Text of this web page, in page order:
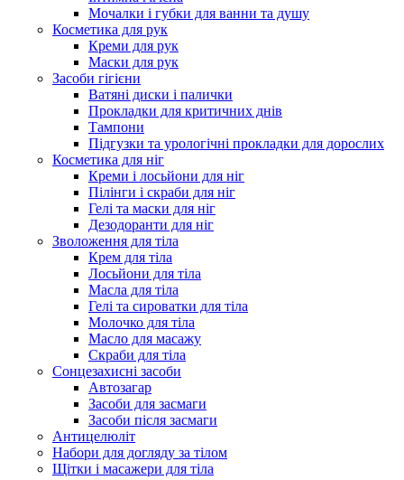
Мочалки і губки для ванни та душу
Косметика для рук
Креми для рук
Маски для рук
Засоби гігієни
Ватяні диски і палички
Прокладки для критичних днів
Тампони
Підгузки та урологічні прокладки для дорослих
Косметика для ніг
Креми і лосьйони для ніг
Пілінги і скраби для ніг
Гелі та маски для ніг
Дезодоранти для ніг
Зволоження для тіла
Крем для тіла
Лосьйони для тіла
Масла для тіла
Гелі та сироватки для тіла
Молочко для тіла
Масло для масажу
Скраби для тіла
Сонцезахисні засоби
Автозагар
Засоби для засмаги
Засоби після засмаги
Антицелюліт
Набори для догляду за тілом
Щітки і масажери для тіла